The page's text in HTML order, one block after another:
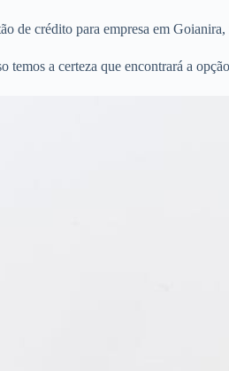
de crédito para empresa em
temos a certeza que encontrará a